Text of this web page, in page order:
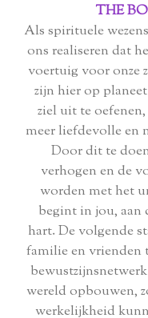
THE
Als spirituele
ons realiseren dat
voertuig voor onze
zijn hier op
ziel uit te
meer liefdevolle en
Door dit te
verhogen en de
worden met het
begint in jou, aan
hart. De volgende
familie en vrienden
wereld opbouwen,
werkelijkheid